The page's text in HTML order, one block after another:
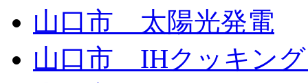
山口市 太陽光発電
山口市 IHクッキン